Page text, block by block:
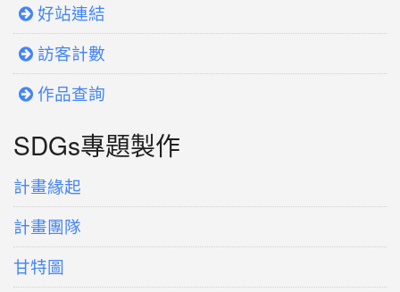
好站連結
訪客計數
作品查詢
SDGs專題製作
計畫緣起
計畫團隊
甘特圖